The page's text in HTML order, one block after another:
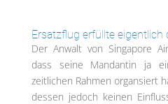
Ersatzflug erfüllte eigentlich
Der Anwalt von Singapore
dass seine Mandantin ja
zeitlichen Rahmen organsiert
dessen jedoch keinen